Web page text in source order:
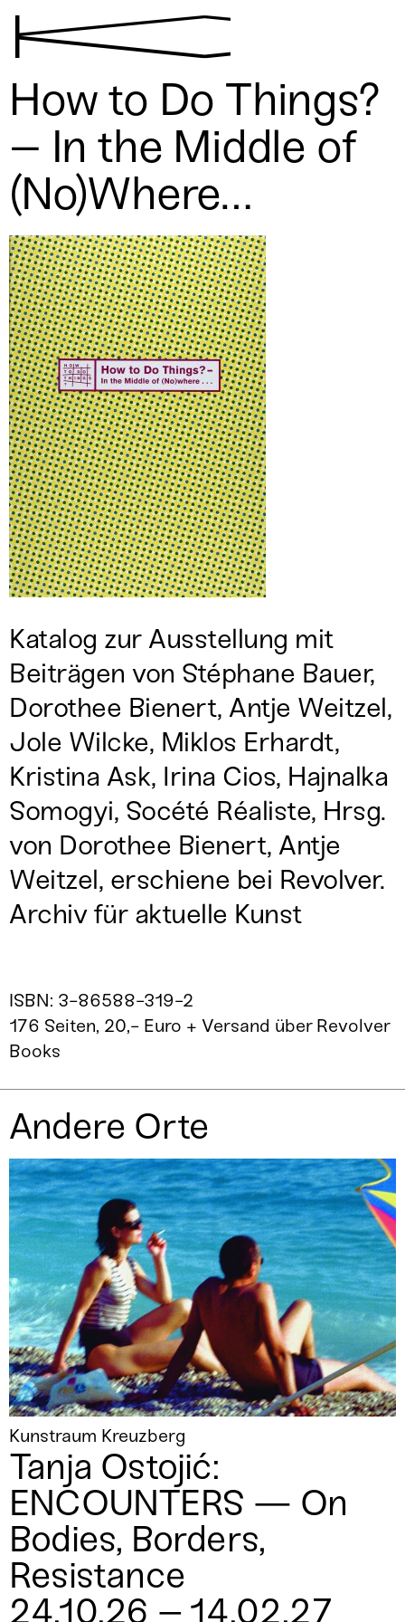
K
How to Do Things?
– In the Middle of
(No)Where…
Katalog zur Ausstellung mit
Beiträgen von Stéphane Bauer,
Dorothee Bienert, Antje Weitzel,
Jole Wilcke, Miklos Erhardt,
Kristina Ask, Irina Cios, Hajnalka
Somogyi, Socété Réaliste, Hrsg.
von Dorothee Bienert, Antje
Weitzel, erschiene bei Revolver.
Archiv für aktuelle Kunst
ISBN: 3-86588-319-2
176 Seiten, 20,- Euro + Versand über Revolver
Books
Andere Orte
Kunstraum Kreuzberg
Tanja Ostojić:
ENCOUNTERS — On
Bodies, Borders,
Resistance
24.10.26 – 14.02.27